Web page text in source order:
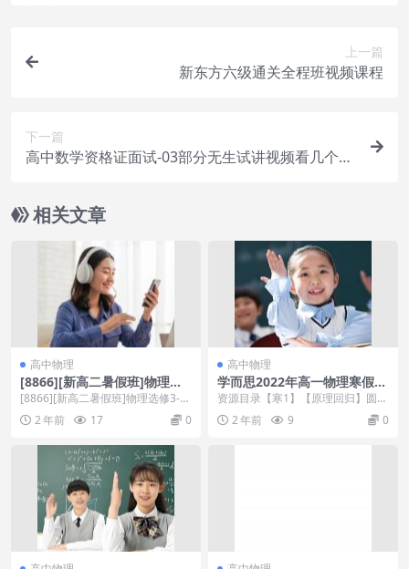
上一篇
新东方六级通关全程班视频课程
下一篇
高中数学资格证面试-03部分无生试讲视频看几个参
相关文章
高中物理
[8866][新高二暑假班]物理选
修3-1预习领先班(章进,12讲)
[8866][新高二暑假班]物理选修3-1
预习领先班(章进,12讲)MP4+PD...
2 年前 17 0
高中物理
学而思2022年高一物理寒假目
标S班马红旭（完结）
资源目录【寒1】【原理回归】圆周
运动概念归纳.mp4【寒2】【原理
应用】向心力模...
2 年前 9 0